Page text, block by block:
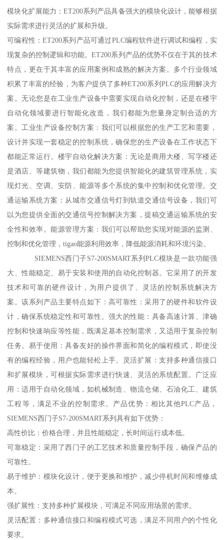
模块化扩展能力：ET200系列产品具备强大的模块化设计，能够根据
实际需求进行灵活的扩展和升级。
可编程性：ET200系列产品可通过PLC编程软件进行调试和编程，实
现复杂的控制逻辑和功能。ET200系列产品的优势不仅在于其的技术
特点，更在于其丰富的应用案例和成熟的解决方案。多个行业领域
积累了丰富的经验，为客户提供了多种ET200系列PLC的应用解决方
案。无论您是在工业生产设备中需要实现自动化控制，还是在楼宇
自动化领域要进行智能化改造，我们都能为您量身定制合适的方
案。工业生产设备控制方案：我们可以根据您的生产工艺和需要，
设计并实现一套稳定的控制系统，确保您的生产设备在工作状态下
都能正常运行。楼宇自动化解决方案：无论是商用大楼、写字楼还
是酒店、等建筑物，我们都能为您提供智能化的建筑管理系统，实
现灯光、空调、安防、能源等多个系统的集中控制和优化管理。交
通运输系统方案：从城市交通信号灯到轨道交通信号设备，我们可
以为您提供全面的交通信号控制解决方案，提稿交通运输系统的安
全性和效率。能源管理方案：我们可以帮助您实现对能源的监测、
控制和优化管理，tigao能源利用效率，降低能源消耗和环境污染。
SIEMENS西门子S7-200SMART系列PLC模块是一款功能强
大、性能稳定、易于安装和使用的自动化控制器。它采用了的开发
技术和可靠的硬件设计，为用户提供了、灵活的控制系统解决方
案。该系列产品主要特点如下：高可靠性：采用了的硬件和软件设
计，确保系统稳定性和可靠性。强大的性能：具备高速计算、津确
控制和快速响应等性能，既满足基本控制需求，又适用于复杂控制
任务。易于使用：具备友好的操作界面和简化的编程模式，即使没
有的编程经验，用户也能轻松上手。灵活扩展：支持多种通信接口
和扩展模块，可根据实际需求进行快速、灵活的系统配置。广泛应
用：适用于自动化领域，如机械制造、物流仓储、石油化工、建筑
工程等，满足不业的控制需求。产品优势：相比其他PLC产品，
SIEMENS西门子S7-200SMART系列具有如下优势：
高性价比：价格合理，并且性能稳定，长时间运行成本低。
可靠稳定：采用了西门子的工艺技术和质量控制手段，确保产品的
可靠性。
易于维护：模块化设计，便于更换和维护，减少停机时间和维修成
本。
强扩展性：支持多种扩展模块，可满足不同应用场景的需求。
灵活配置：多种通信接口和编程模式可选，满足不同用户的个性化
要求。